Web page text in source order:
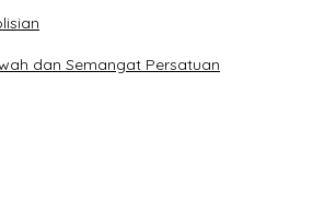
dan Semangat Persatuan